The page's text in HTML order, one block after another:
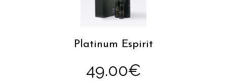
Platinum Espirit
49.00€